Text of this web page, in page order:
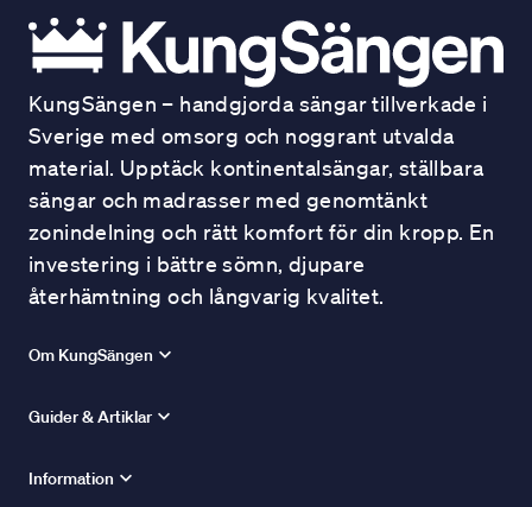
KungSängen – handgjorda sängar tillverkade i
Sverige med omsorg och noggrant utvalda
material. Upptäck kontinentalsängar, ställbara
sängar och madrasser med genomtänkt
zonindelning och rätt komfort för din kropp. En
investering i bättre sömn, djupare
återhämtning och långvarig kvalitet.
Om KungSängen
Guider & Artiklar
Information